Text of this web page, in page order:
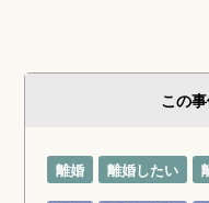
この
離婚 離婚したい